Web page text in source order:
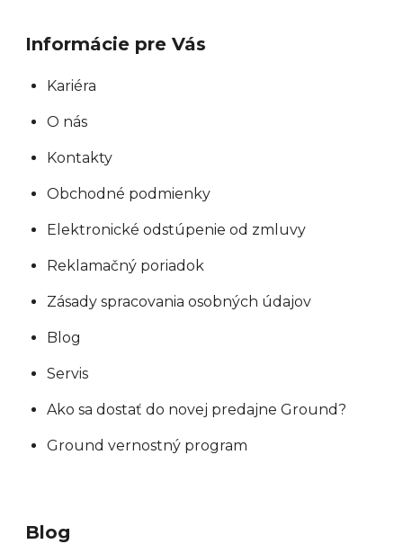
Informácie pre Vás
Kariéra
O nás
Kontakty
Obchodné podmienky
Elektronické odstúpenie od zmluvy
Reklamačný poriadok
Zásady spracovania osobných údajov
Blog
Servis
Ako sa dostať do novej predajne Ground?
Ground vernostný program
Blog